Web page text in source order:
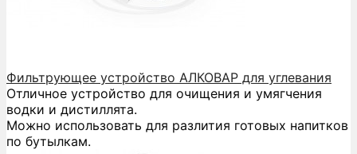
Фильтрующее устройство АЛКОВАР для углевания
Отличное устройство для очищения и умягчения
водки и дистиллята.
Можно использовать для разлития готовых напитков
по бутылкам.